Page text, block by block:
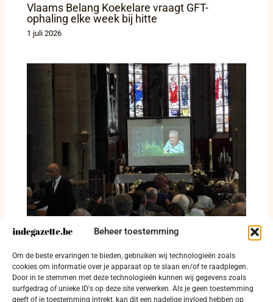
Beheer toestemming
Om de beste ervaringen te bieden, gebruiken wij technologieën zoals
cookies om informatie over je apparaat op te slaan en/of te raadplegen.
Door in te stemmen met deze technologieën kunnen wij gegevens zoals
surfgedrag of unieke ID's op deze site verwerken. Als je geen toestemming
geeft of je toestemming intrekt, kan dit een nadelige invloed hebben op
Vlaams Belang Koekelare vraagt GFT-
ophaling elke week bij hitte
1 juli 2026
De meester, de vader en de collegiale
reporter: Koekelare nam afscheid van Roger
Willems
1 juli 2026